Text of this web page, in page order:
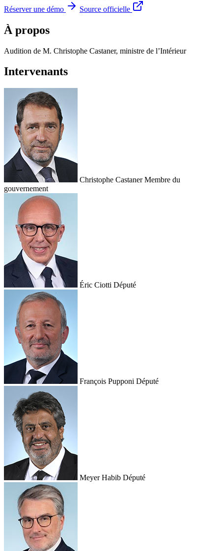
Réserver une démo
Source officielle
À propos
Audition de M. Christophe Castaner, ministre de l’Intérieur
Intervenants
Christophe Castaner Membre du
gouvernement
Éric Ciotti Député
François Pupponi Député
Meyer Habib Député